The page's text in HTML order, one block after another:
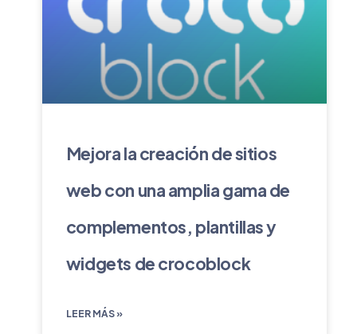
Mejora la creación de sitios
web con una amplia gama de
complementos, plantillas y
widgets de crocoblock
LEER MÁS »